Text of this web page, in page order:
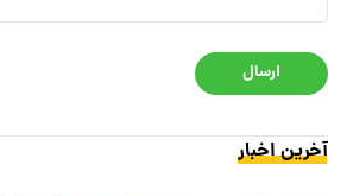
ارسال
آخرین اخبار